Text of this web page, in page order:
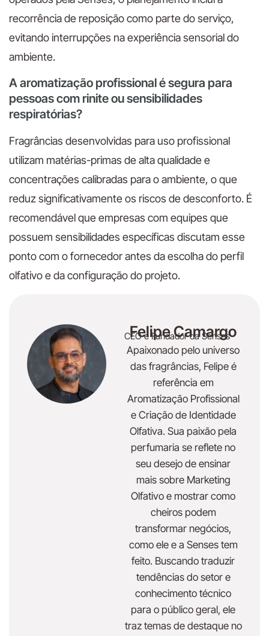
recorrência de reposição como parte do serviço,
evitando interrupções na experiência sensorial do
ambiente.
A aromatização profissional é segura para
pessoas com rinite ou sensibilidades
respiratórias?
Fragrâncias desenvolvidas para uso profissional
utilizam matérias-primas de alta qualidade e
concentrações calibradas para o ambiente, o que
reduz significativamente os riscos de desconforto. É
recomendável que empresas com equipes que
possuem sensibilidades específicas discutam esse
ponto com o fornecedor antes da escolha do perfil
olfativo e da configuração do projeto.
Felipe Camargo
CEO e Fundador da Senses
Apaixonado pelo universo
das fragrâncias, Felipe é
referência em
Aromatização Profissional
e Criação de Identidade
Olfativa. Sua paixão pela
perfumaria se reflete no
seu desejo de ensinar
mais sobre Marketing
Olfativo e mostrar como
cheiros podem
transformar negócios,
como ele e a Senses tem
feito. Buscando traduzir
tendências do setor e
conhecimento técnico
para o público geral, ele
traz temas de destaque no